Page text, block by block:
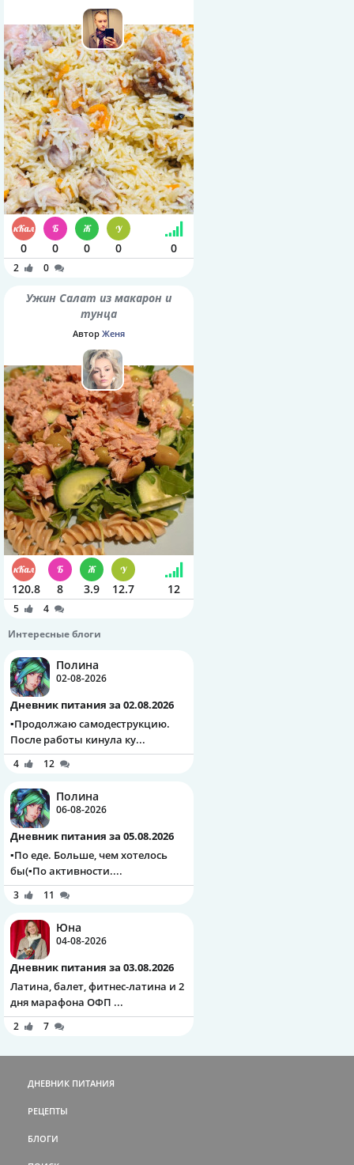
0 0 0 0 0
2 0
Ужин Салат из макарон и
тунца
Автор Женя
120.8 8 3.9 12.7 12
5
4
Интересные блоги
Полина
02-08-2026
Дневник питания за 02.08.2026
▪️Продолжаю самодеструкцию.
После работы кинула ку...
4 12
Полина
06-08-2026
Дневник питания за 05.08.2026
▪️По еде. Больше, чем хотелось
бы(▪️По активности....
3 11
Юна
04-08-2026
Дневник питания за 03.08.2026
Латина, балет, фитнес-латина и 2
дня марафона ОФП ...
2 7
ДНЕВНИК ПИТАНИЯ
РЕЦЕПТЫ
БЛОГИ